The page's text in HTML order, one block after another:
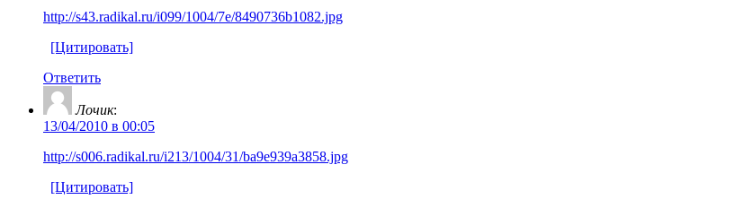
http://s43.radikal.ru/i099/1004/7e/8490736b1082.jpg
[Цитировать]
Ответить
Лочик:
13/04/2010 в 00:05
http://s006.radikal.ru/i213/1004/31/ba9e939a3858.jpg
[Цитировать]